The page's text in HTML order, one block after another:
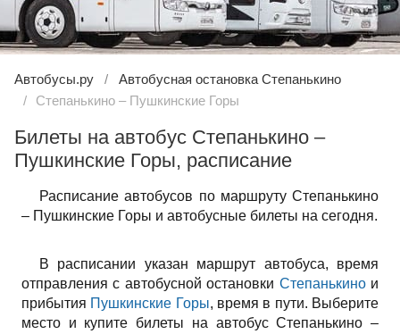
Автобусы.ру
Автобусная остановка Степанькино
Степанькино – Пушкинские Горы
Билеты на автобус Степанькино –
Пушкинские Горы, расписание
Расписание автобусов по маршруту Степанькино
– Пушкинские Горы и автобусные билеты на сегодня.
В расписании указан маршрут автобуса, время
отправления с автобусной остановки Степанькинои
прибытия Пушкинские Горы, время в пути. Выберите
место и купите билеты на автобус Степанькино –